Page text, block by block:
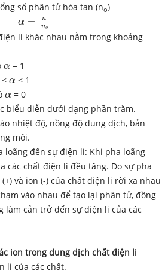
số phân tử hòa tan (no)
α =
n
no
α =n o
li khác nhau nằm trong khoảng
α
α = 1
α
α < 1
α
α = 0
biểu diễn dưới dạng phần trăm.
nhiệt độ, nồng độ dung dịch, bản
môi.
loãng đến sự điện li: Khi pha loãng
các chất điện li đều tăng. Do sự pha
và ion (-) của chất điện li rời xa nhau
vào nhau để tạo lại phân tử, đồng
làm cản trở đến sự điện li của các
ion trong dung dịch chất điện li
li của các chất.